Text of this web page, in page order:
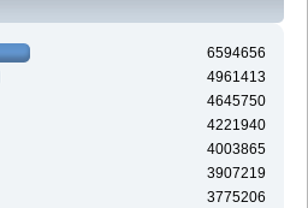
6594656
4961413
4645750
4221940
4003865
3907219
3775206